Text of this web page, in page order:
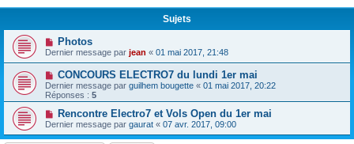
Sujets
Photos
Dernier message par jean « 01 mai 2017, 21:48
CONCOURS ELECTRO7 du lundi 1er mai
Dernier message par guilhem bougette « 01 mai 2017, 20:22
Réponses : 5
Rencontre Electro7 et Vols Open du 1er mai
Dernier message par gaurat « 07 avr. 2017, 09:00